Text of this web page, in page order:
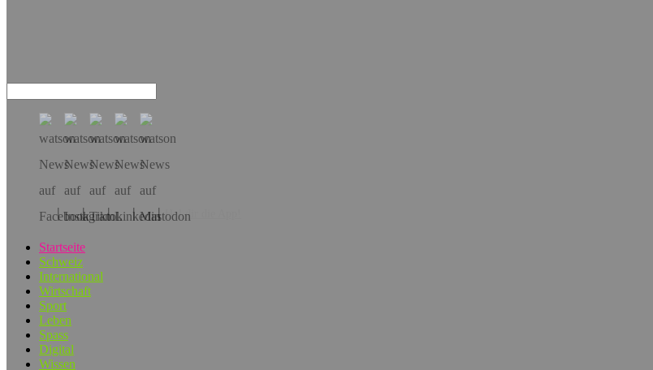
Hol dir die App!
Startseite
Schweiz
International
Wirtschaft
Sport
Leben
Spass
Digital
Wissen